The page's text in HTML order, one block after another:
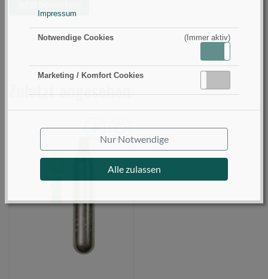
Impressum
Notwendige Cookies (Immer aktiv)
Marketing / Komfort Cookies
Nur Notwendige
Alle zulassen
Zuletzt angesehen
Rettungswesten
auto